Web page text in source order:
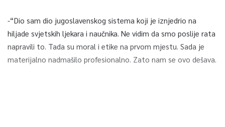
-“Dio sam dio jugoslavenskog sistema koji je iznjedrio na
hiljade svjetskih ljekara i naučnika. Ne vidim da smo poslije rata
napravili to. Tada su moral i etike na prvom mjestu. Sada je
materijalno nadmašilo profesionalno. Zato nam se ovo dešava.